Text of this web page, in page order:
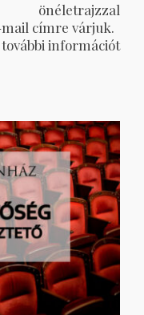
önéletrajzzal
címre várjuk.
információt